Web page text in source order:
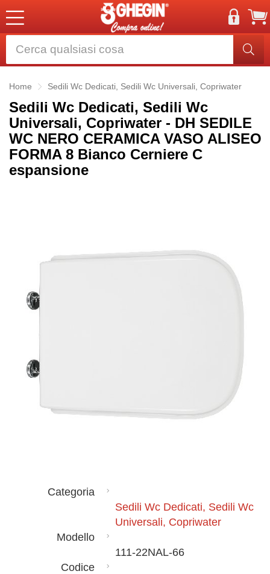
Home Sedili Wc Dedicati, Sedili Wc Universali, Copriwater
Sedili Wc Dedicati, Sedili Wc
Universali, Copriwater - DH SEDILE
WC NERO CERAMICA VASO ALISEO
FORMA 8 Bianco Cerniere C
espansione
Categoria
Sedili Wc Dedicati, Sedili Wc
Universali, Copriwater
Modello
111-22NAL-66
Codice